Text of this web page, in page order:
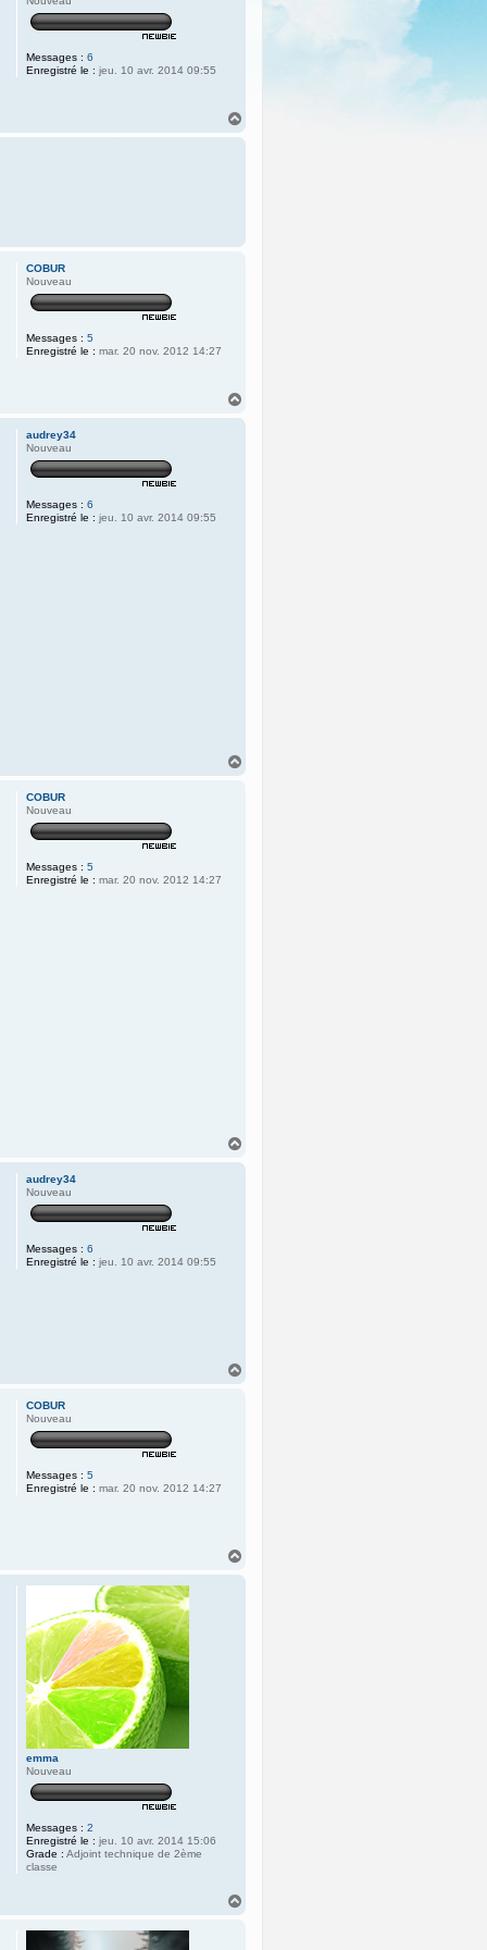
Messages : 6
Enregistré le : jeu. 10 avr. 2014 09:55
COBUR
Nouveau
Messages : 5
Enregistré le : mar. 20 nov. 2012 14:27
audrey34
Nouveau
Messages : 6
Enregistré le : jeu. 10 avr. 2014 09:55
COBUR
Nouveau
Messages : 5
Enregistré le : mar. 20 nov. 2012 14:27
audrey34
Nouveau
Messages : 6
Enregistré le : jeu. 10 avr. 2014 09:55
COBUR
Nouveau
Messages : 5
Enregistré le : mar. 20 nov. 2012 14:27
emma
Nouveau
Messages : 2
Enregistré le : jeu. 10 avr. 2014 15:06
Grade : Adjoint technique de 2ème
classe